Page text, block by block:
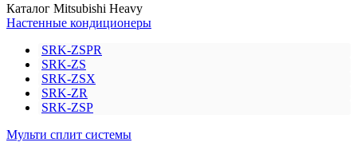
Каталог Mitsubishi Heavy
Настенные кондиционеры
SRK-ZSPR
SRK-ZS
SRK-ZSX
SRK-ZR
SRK-ZSP
Мульти сплит системы